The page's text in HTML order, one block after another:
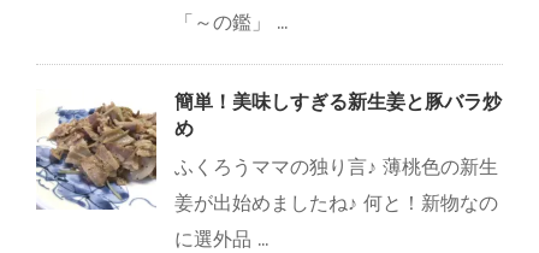
「～の鑑」 ...
簡単！美味しすぎる新生姜と豚バラ炒
め
ふくろうママの独り言♪ 薄桃色の新生
姜が出始めましたね♪ 何と！新物なの
に選外品 ...